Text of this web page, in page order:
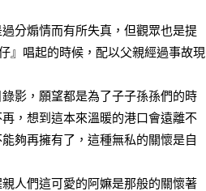
分煽情而有所失真，但觀眾也是提
』唱起的時候，配以父親經過事故現
影，願望都是為了子子孫孫們的時
，想到這本來溫暖的港口會遠離不
夠再擁有了，這種無私的關懷是自
人們這可愛的阿嫲是那般的關懷著